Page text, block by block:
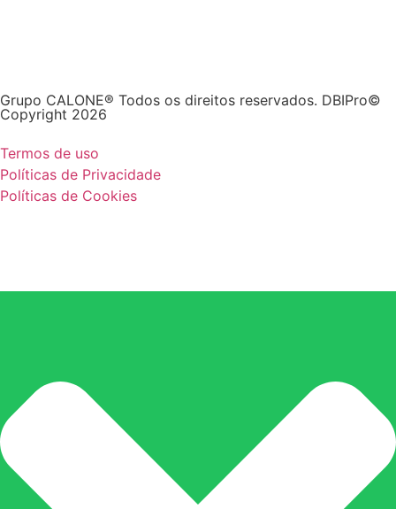
Grupo CALONE® Todos os direitos reservados. DBIPro©
Copyright 2026
Termos de uso
Políticas de Privacidade
Políticas de Cookies